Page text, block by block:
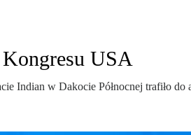
USA
Indian w Dakocie Północnej trafiło